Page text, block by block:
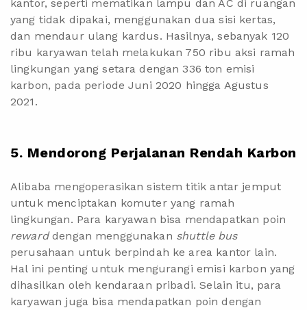
kantor, seperti mematikan lampu dan AC di ruangan
yang tidak dipakai, menggunakan dua sisi kertas,
dan mendaur ulang kardus. Hasilnya, sebanyak 120
ribu karyawan telah melakukan 750 ribu aksi ramah
lingkungan yang setara dengan 336 ton emisi
karbon, pada periode Juni 2020 hingga Agustus
2021.
5. Mendorong Perjalanan Rendah Karbon
Alibaba mengoperasikan sistem titik antar jemput
untuk menciptakan komuter yang ramah
lingkungan. Para karyawan bisa mendapatkan poin
rewarddengan menggunakan shuttle bus
perusahaan untuk berpindah ke area kantor lain.
Hal ini penting untuk mengurangi emisi karbon yang
dihasilkan oleh kendaraan pribadi. Selain itu, para
karyawan juga bisa mendapatkan poin dengan